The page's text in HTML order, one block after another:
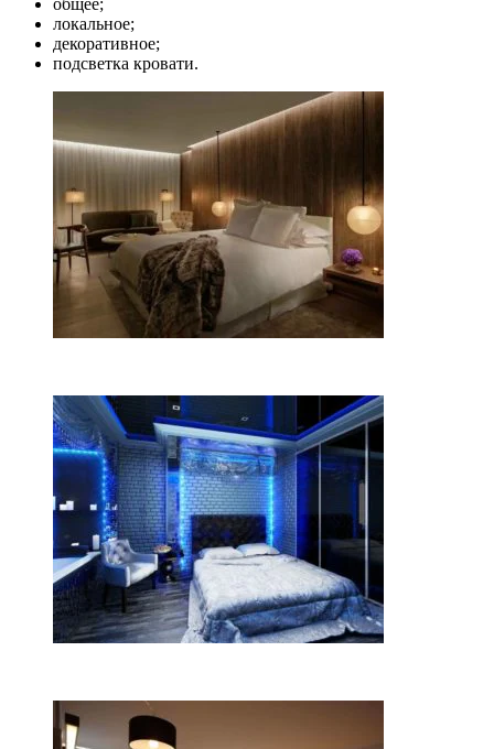
локальное;
декоративное;
подсветка кровати.